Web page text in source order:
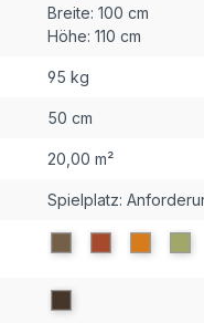
Breite: 100 cm
Höhe: 110 cm
95 kg
50 cm
20,00 m²
Spielplatz: